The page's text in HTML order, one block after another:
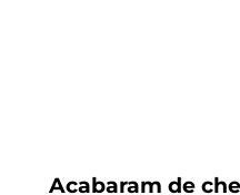
Acabaram de